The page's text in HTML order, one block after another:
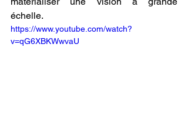
échelle.
https://www.youtube.com/watch?
v=qG6XBKWwvaU